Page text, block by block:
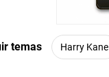
temas Harry Kane